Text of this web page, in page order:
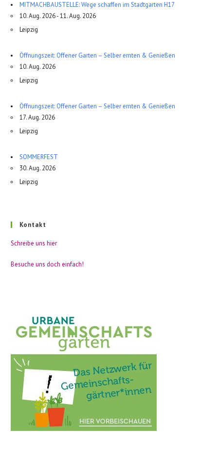
MITMACHBAUSTELLE: Wege schaffen im Stadtgarten H17
10. Aug. 2026 - 11. Aug. 2026
Leipzig
Öffnungszeit: Offener Garten – Selber ernten & Genießen
10. Aug. 2026
Leipzig
Öffnungszeit: Offener Garten – Selber ernten & Genießen
17. Aug. 2026
Leipzig
SOMMERFEST
30. Aug. 2026
Leipzig
Kontakt
Schreibe uns hier
Besuche uns doch einfach!